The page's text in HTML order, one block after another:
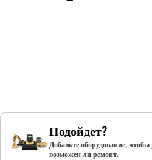
Подойдет?
Добавьте оборудование,
возможен ли ремонт.